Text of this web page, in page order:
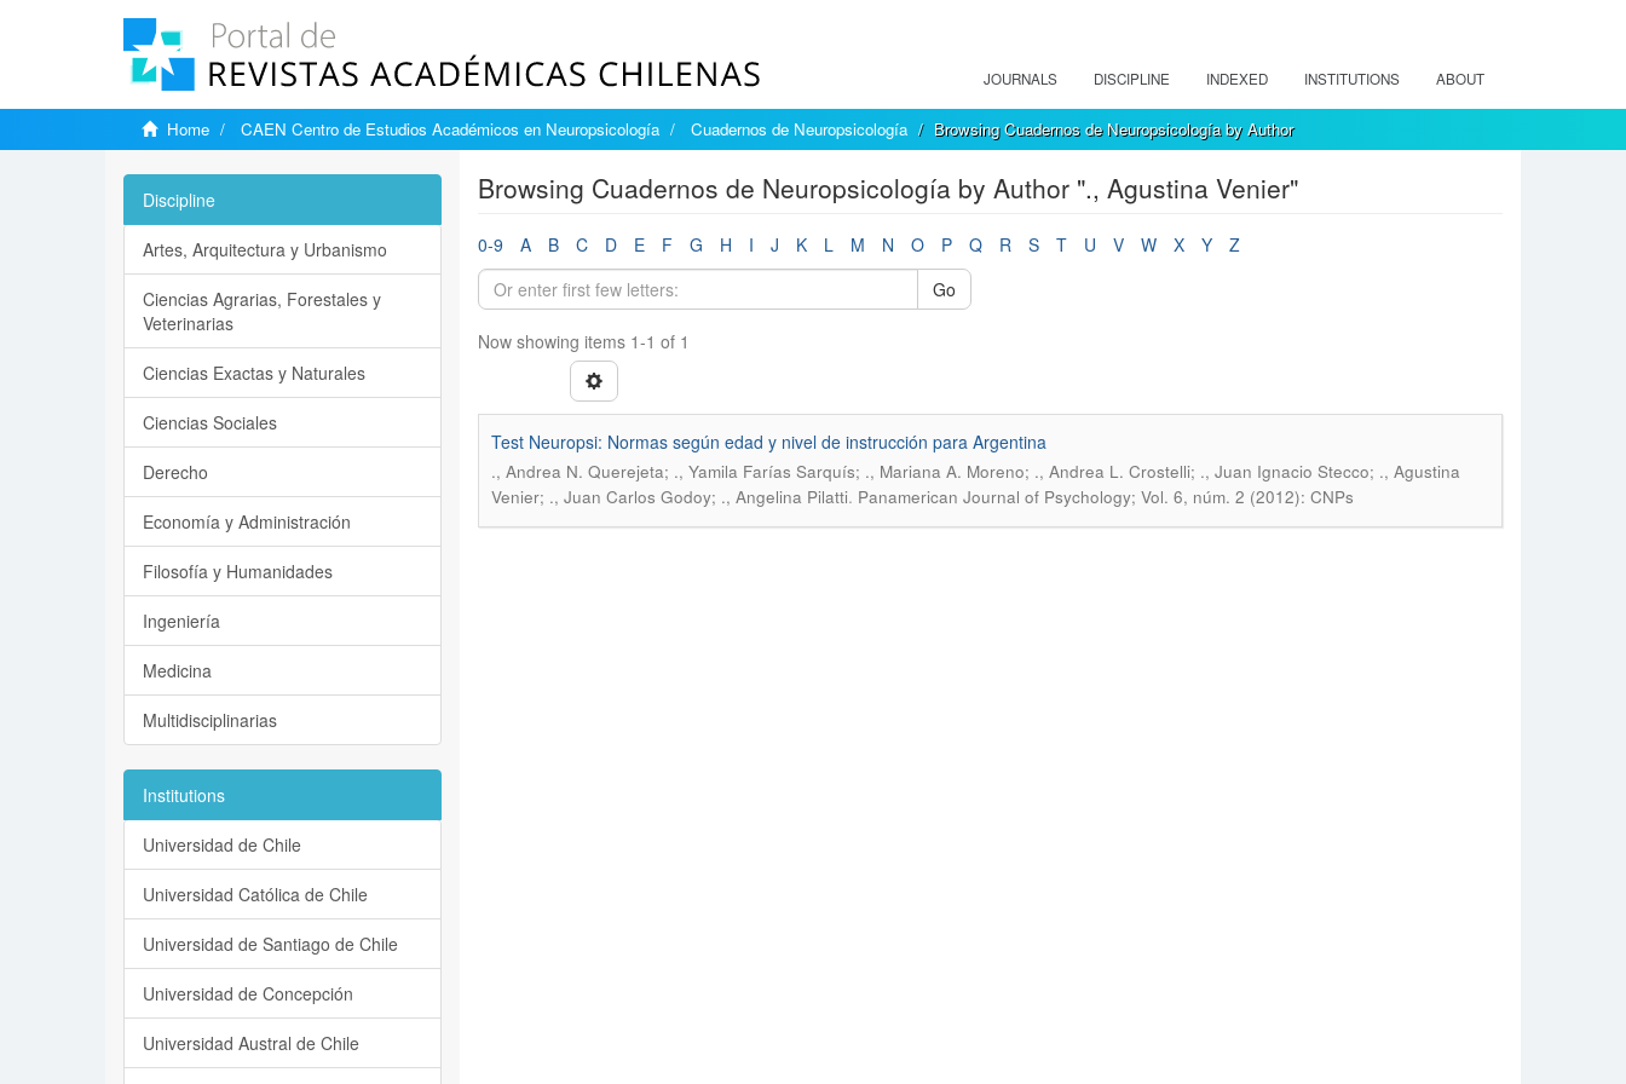
JOURNALS DISCIPLINE INDEXED INSTITUTIONS ABOUT
Home CAEN Centro de Estudios Académicos en Neuropsicología Cuadernos de Neuropsicología Browsing Cuadernos de Neuropsicología by Author
Browsing Cuadernos de Neuropsicología by Author "., Agustina Venier"
0-9 A B C D E F G H I J K L M N O P Q R S T U V W X Y
Z
Go
Now showing items 1-1 of 1
Test Neuropsi: Normas según edad y nivel de instrucción para Argentina
., Andrea N. Querejeta; ., Yamila Farías Sarquís; ., Mariana A. Moreno; ., Andrea L. Crostelli; ., Juan Ignacio Stecco; ., Agustina
Venier; ., Juan Carlos Godoy; ., Angelina Pilatti. Panamerican Journal of Psychology; Vol. 6, núm. 2 (2012): CNPs
Discipline
Artes, Arquitectura y Urbanismo
Ciencias Agrarias, Forestales y
Veterinarias
Ciencias Exactas y Naturales
Ciencias Sociales
Derecho
Economía y Administración
Filosofía y Humanidades
Ingeniería
Medicina
Multidisciplinarias
Institutions
Universidad de Chile
Universidad Católica de Chile
Universidad de Santiago de Chile
Universidad de Concepción
Universidad Austral de Chile